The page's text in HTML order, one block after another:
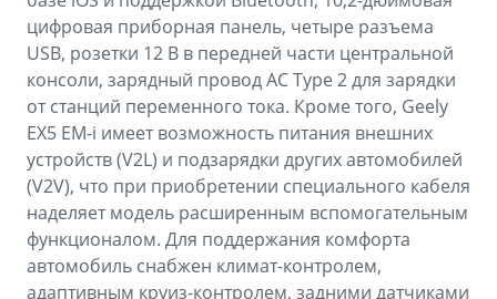
цифровая приборная панель, четыре разъема
USB, розетки 12 В в передней части центральной
консоли, зарядный провод AC Type 2 для зарядки
от станций переменного тока. Кроме того, Geely
EX5 EM-i имеет возможность питания внешних
устройств (V2L) и подзарядки других автомобилей
(V2V), что при приобретении специального кабеля
наделяет модель расширенным вспомогательным
функционалом. Для поддержания комфорта
автомобиль снабжен климат-контролем,
адаптивным круиз-контролем, задними датчиками